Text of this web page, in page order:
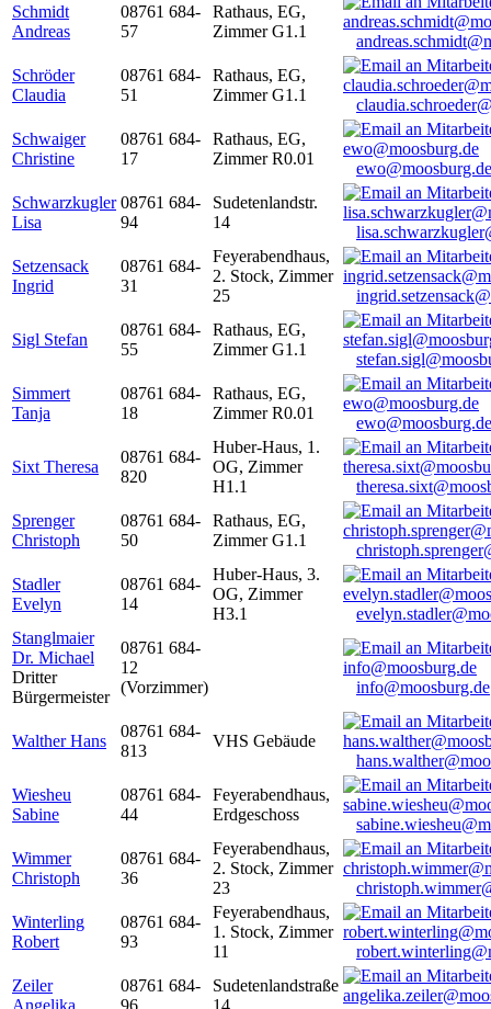
Schmidt
Andreas
08761 684-
57
Rathaus, EG,
Zimmer G1.1
Schröder
Claudia
08761 684-
51
Rathaus, EG,
Zimmer G1.1
Schwaiger
Christine
08761 684-
17
Rathaus, EG,
Zimmer R0.01
ewo@moosburg.de
Schwarzkugler
Lisa
08761 684-
94
Sudetenlandstr.
14
Setzensack
Ingrid
08761 684-
31
Feyerabendhaus,
2. Stock, Zimmer
25
Sigl Stefan
08761 684-
55
Rathaus, EG,
Zimmer G1.1
Simmert
Tanja
08761 684-
18
Rathaus, EG,
Zimmer R0.01
ewo@moosburg.de
Sixt Theresa
08761 684-
820
Huber-Haus, 1.
OG, Zimmer
H1.1
Sprenger
Christoph
08761 684-
50
Rathaus, EG,
Zimmer G1.1
Stadler
Evelyn
08761 684-
14
Huber-Haus, 3.
OG, Zimmer
H3.1
Stanglmaier
Dr. Michael
Dritter
Bürgermeister
08761 684-
12
(Vorzimmer)
info@moosburg.de
Walther Hans
08761 684-
813
VHS Gebäude
Wiesheu
Sabine
08761 684-
44
Feyerabendhaus,
Erdgeschoss
Wimmer
Christoph
08761 684-
36
Feyerabendhaus,
2. Stock, Zimmer
23
Winterling
Robert
08761 684-
93
Feyerabendhaus,
1. Stock, Zimmer
11
Zeiler
Angelika
08761 684-
96
Sudetenlandstraße
14